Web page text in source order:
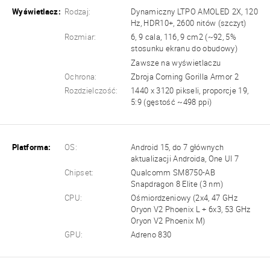
Wyświetlacz: Rodzaj:
Dynamiczny LTPO AMOLED 2X, 120
Hz, HDR10+, 2600 nitów (szczyt)
Rozmiar:
6, 9 cala, 116, 9 cm2 (~92, 5%
stosunku ekranu do obudowy)
Zawsze na wyświetlaczu
Ochrona:
Zbroja Corning Gorilla Armor 2
Rozdzielczość:
1440 x 3120 pikseli, proporcje 19,
5:9 (gęstość ~498 ppi)
Platforma: OS:
Android 15, do 7 głównych
aktualizacji Androida, One UI 7
Chipset:
Qualcomm SM8750-AB
Snapdragon 8 Elite (3 nm)
CPU:
Ośmiordzeniowy (2x4, 47 GHz
Oryon V2 Phoenix L + 6x3, 53 GHz
Oryon V2 Phoenix M)
GPU:
Adreno 830